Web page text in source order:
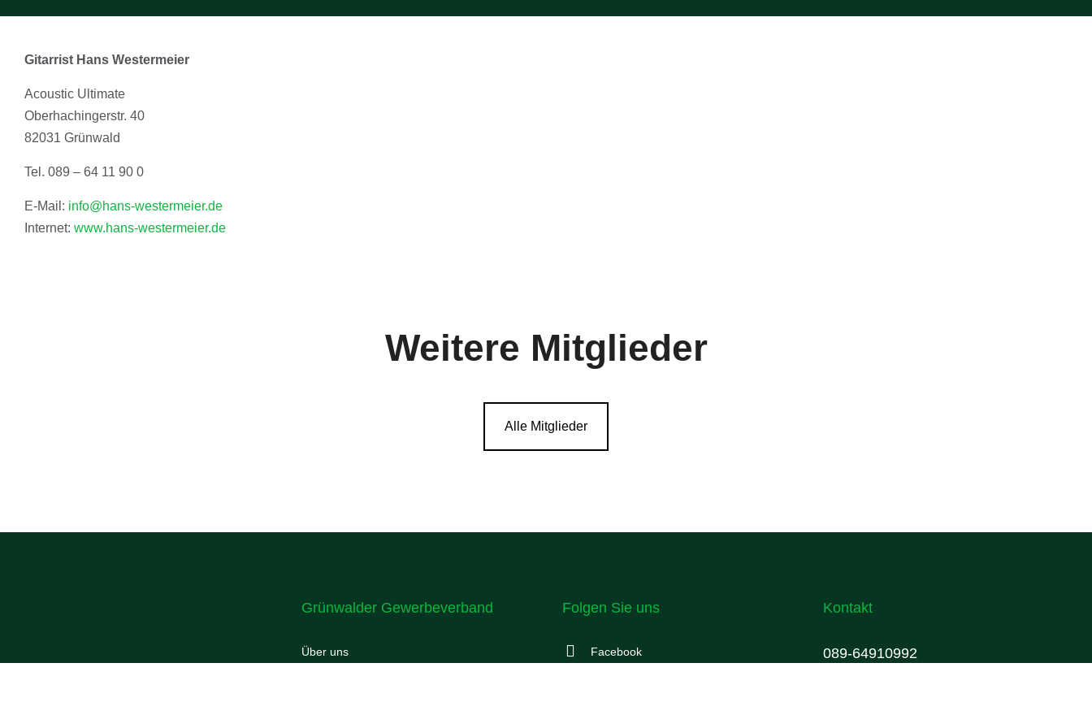
Gitarrist Hans Westermeier
Acoustic Ultimate
Oberhachingerstr. 40
82031 Grünwald
Tel. 089 – 64 11 90 0
E-Mail: info@hans-westermeier.de
Internet: www.hans-westermeier.de
Weitere Mitglieder
Alle Mitglieder
Grünwalder Gewerbeverband
Über uns
Folgen Sie uns
Facebook
Kontakt
089-64910992